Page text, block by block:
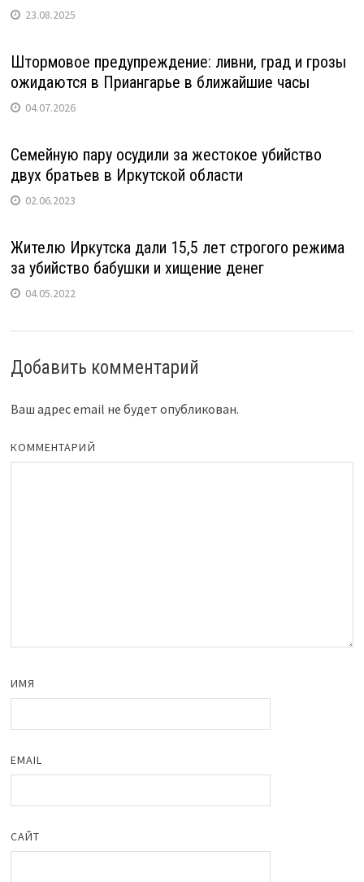
23.08.2025
Штормовое предупреждение: ливни, град и грозы
ожидаются в Приангарье в ближайшие часы
04.07.2026
Семейную пару осудили за жестокое убийство
двух братьев в Иркутской области
02.06.2023
Жителю Иркутска дали 15,5 лет строгого режима
за убийство бабушки и хищение денег
04.05.2022
Добавить комментарий
Ваш адрес email не будет опубликован.
КОММЕНТАРИЙ
ИМЯ
EMAIL
САЙТ